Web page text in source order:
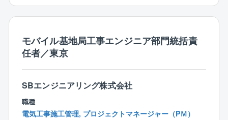
れ、与えらえた裁量も大きいため、業務を通じて大き
め、お客様への貢献も直接的に実感する事が可能で
す。
ソフトバンク100%出資の子会社として2005年に設立
した同社。
母体が提供するサービスの技術支援を主軸に、通信シ
●パート毎にチームで活動しておりチームの管理、運営
全国規模で進む4G/5Gネットワークの新設,増設,更新プ
ロジェクトを
じた事務,設計支援業務をBPOとして受託し、品質標準
化,品質向上,コスト最適化の実現に取り組んでいます。
基地局諸元、詳細図面の確認、伝送設計、各種申請,届
による業務自動化の経験
モバイル基地局工事エンジニア部門統括責
任者／東京
SBエンジニアリング株式会社
職種
電気工事施工管理, プロジェクトマネージャー（PＭ）